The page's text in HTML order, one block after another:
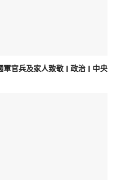
官兵及家人致敬 | 政治 | 中央